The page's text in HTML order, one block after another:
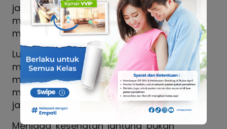
jantung tetap sehat. Tertawa
membantu menurunkan stres dan
menurunkan tekanan darah.
Luangkan waktu untuk hal-hal yang
membuat Anda bahagia — seperti
menonton film, bersosialisasi, atau
menekuni hobi. Saat pikiran tenang,
jantung pun bekerja lebih baik.
Menjaga kesehatan jantung bukan